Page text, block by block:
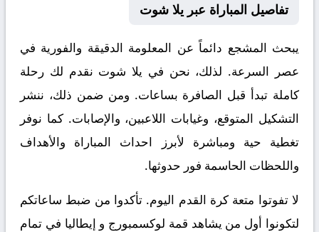
تفاصيل المباراة عبر يلا شوت
يبحث المشجع دائماً عن المعلومة الدقيقة والفورية في
عصر السرعة. لذلك، نحن في يلا شوت نقدم لك رحلة
كاملة تبدأ قبل الصافرة بساعات. ومن ضمن ذلك، ننشر
التشكيل المتوقع، وغيابات اللاعبين، والإصابات. كما نوفر
تغطية حية ومباشرة لأبرز احداث المباراة والأهداف
واللحظات الحاسمة فور حدوثها.
لا تفوتوا متعة كرة القدم اليوم. تأكدوا من ضبط ساعاتكم
لتكونوا أول من يشاهد قمة لوكسمبورج و إيطاليا في تمام